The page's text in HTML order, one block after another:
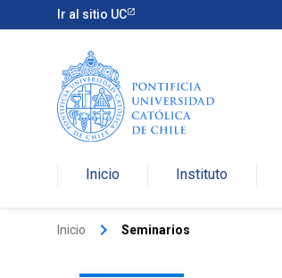
Ir al sitio UC
Inicio Instituto
Inicio keyboard_arrow_right Seminarios